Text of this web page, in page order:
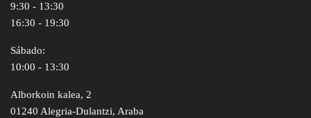
9:30 - 13:30
16:30 - 19:30
Sábado:
10:00 - 13:30
Alborkoin kalea, 2
01240 Alegria-Dulantzi, Araba